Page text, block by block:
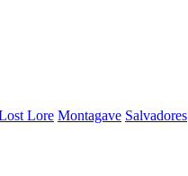
Lore Montagave Salvadores